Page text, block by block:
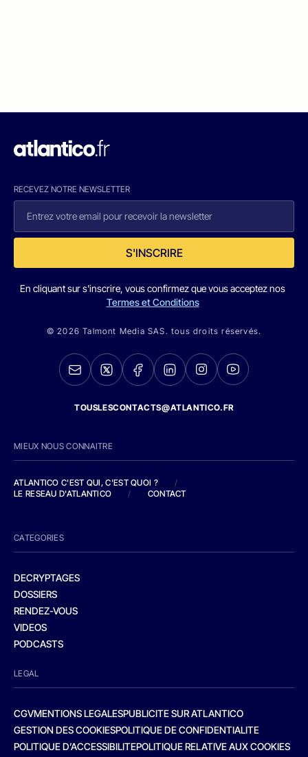
RECEVEZ NOTRE NEWSLETTER
S'INSCRIRE
En cliquant sur s'inscrire, vous confirmez que vous acceptez nos
Termes et Conditions
© 2026 Talmont Media SAS. tous droits réservés.
TOUSLESCONTACTS@ATLANTICO.FR
MIEUX NOUS CONNAITRE
ATLANTICO C'EST QUI, C'EST QUOI ?
/
LE RESEAU D'ATLANTICO
/ CONTACT
CATEGORIES
DECRYPTAGES
DOSSIERS
RENDEZ-VOUS
VIDEOS
PODCASTS
LEGAL
CGVMENTIONS LEGALESPUBLICITE SUR ATLANTICO
GESTION DES COOKIESPOLITIQUE DE CONFIDENTIALITE
POLITIQUE D’ACCESSIBILITEPOLITIQUE RELATIVE AUX COOKIES